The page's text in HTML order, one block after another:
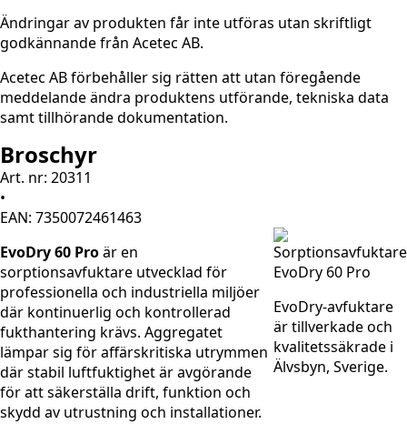
Ändringar av produkten får inte utföras utan skriftligt
godkännande från Acetec AB.
Acetec AB förbehåller sig rätten att utan föregående
meddelande ändra produktens utförande, tekniska data
samt tillhörande dokumentation.
Broschyr
Art. nr: 20311
•
EAN: 7350072461463
EvoDry 60 Proär en
sorptionsavfuktare utvecklad för
professionella och industriella miljöer
där kontinuerlig och kontrollerad
fukthantering krävs. Aggregatet
lämpar sig för affärskritiska utrymmen
där stabil luftfuktighet är avgörande
för att säkerställa drift, funktion och
skydd av utrustning och installationer.
EvoDry-avfuktare
är tillverkade och
kvalitetssäkrade i
Älvsbyn, Sverige.